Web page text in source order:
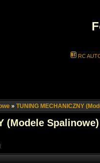
RC
» TUNING MECHANICZNY
(Modele Spalinowe)